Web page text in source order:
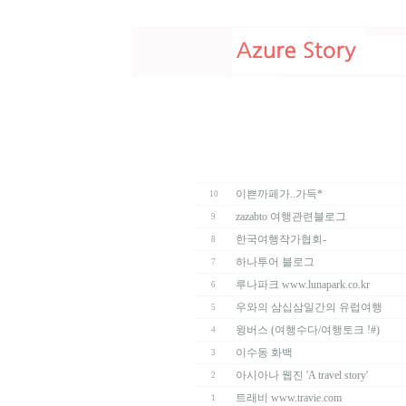
10 이쁜까페가..가득*
9 zazabto 여행관련블로그
8 한국여행작가협회-
7 하나투어 블로그
6 루나파크 www.lunapark.co.kr
5 우와의 삼십삼일간의 유럽여행
4 윙버스 (여행수다/여행토크 !#)
3 이수동 화백
2 아시아나 웹진 'A travel story'
1 트래비 www.travie.com